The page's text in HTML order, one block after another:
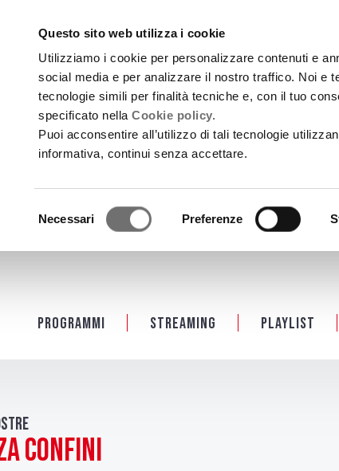
Questo sito web utilizza i cookie
Utilizziamo i cookie per personalizzare contenuti e
social media e per analizzare il nostro traffico. Noi e
tecnologie simili per finalità tecniche e, con il tuo
specificato nellaCookie policy.
Puoi acconsentire all’utilizzo di tali tecnologie
informativa, continui senza accettare.
Necessari Preferenze
Programmi Streaming Playlist
confini